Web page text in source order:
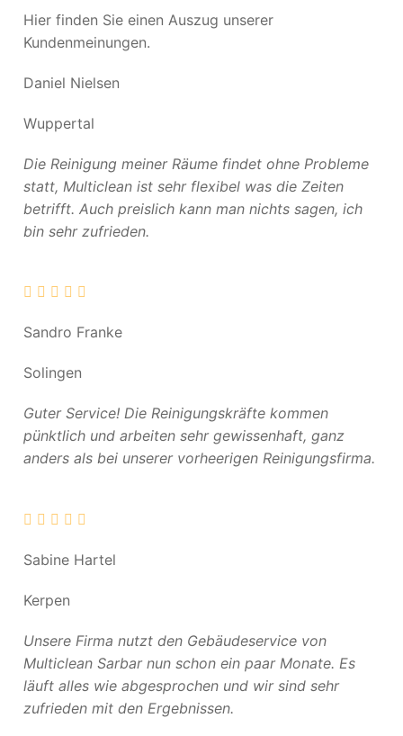
Hier finden Sie einen Auszug unserer
Kundenmeinungen.
Daniel Nielsen
Wuppertal
Die Reinigung meiner Räume findet ohne Probleme
statt, Multiclean ist sehr flexibel was die Zeiten
betrifft. Auch preislich kann man nichts sagen, ich
bin sehr zufrieden.
Sandro Franke
Solingen
Guter Service! Die Reinigungskräfte kommen
pünktlich und arbeiten sehr gewissenhaft, ganz
anders als bei unserer vorheerigen Reinigungsfirma.
Sabine Hartel
Kerpen
Unsere Firma nutzt den Gebäudeservice von
Multiclean Sarbar nun schon ein paar Monate. Es
läuft alles wie abgesprochen und wir sind sehr
zufrieden mit den Ergebnissen.